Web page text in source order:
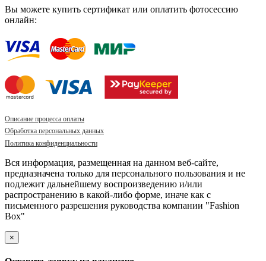
Вы можете купить сертификат или оплатить фотосессию
онлайн:
Описание процесса оплаты
Обработка персональных данных
Политика конфиденциальности
Вся информация, размещенная на данном веб-сайте,
предназначена только для персонального пользования и не
подлежит дальнейшему воспроизведению и/или
распространению в какой-либо форме, иначе как с
письменного разрешения руководства компании "Fashion
Box"
×